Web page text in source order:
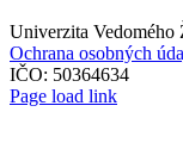
Univerzita Vedomého
Ochrana osobných
IČO: 50364634
Page load link